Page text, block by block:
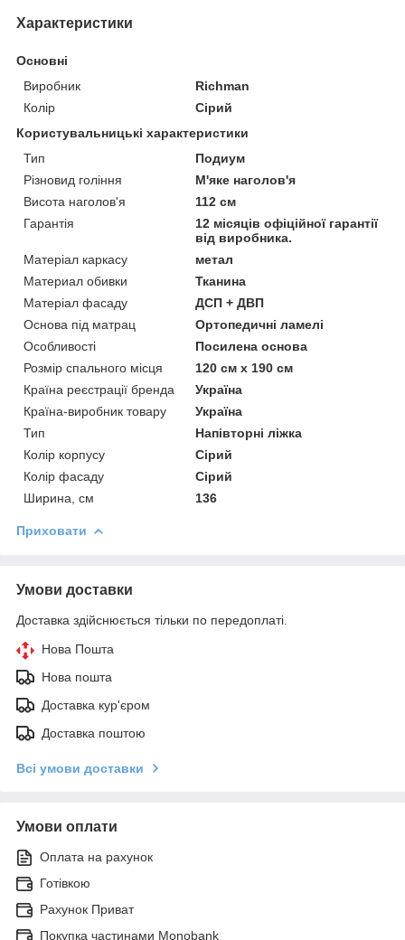
Характеристики
Основні
Виробник
Richman
Колір
Сірий
Користувальницькі характеристики
Тип
Подиум
Різновид гоління
М'яке наголов'я
Висота наголов'я
112 см
Гарантія
12 місяців офіційної гарантії
від виробника.
Матеріал каркасу
метал
Материал обивки
Тканина
Матеріал фасаду
ДСП + ДВП
Основа під матрац
Ортопедичні ламелі
Особливості
Посилена основа
Розмір спального місця
120 см х 190 см
Країна реєстрації бренда
Україна
Країна-виробник товару
Україна
Тип
Напівторні ліжка
Колір корпусу
Сірий
Колір фасаду
Сірий
Ширина, см
136
Приховати
Умови доставки
Доставка здійснюється тільки по передоплаті.
Нова Пошта
Нова пошта
Доставка кур'єром
Доставка поштою
Всі умови доставки
Умови оплати
Оплата на рахунок
Готівкою
Рахунок Приват
Покупка частинами Monobank